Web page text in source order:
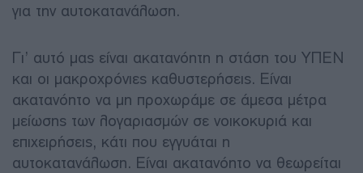
για την αυτοκατανάλωση.
Γι’ αυτό μας είναι ακατανόητη η στάση του ΥΠΕΝ
και οι μακροχρόνιες καθυστερήσεις. Είναι
ακατανόητο να μη προχωράμε σε άμεσα μέτρα
μείωσης των λογαριασμών σε νοικοκυριά και
επιχειρήσεις, κάτι που εγγυάται η
αυτοκατανάλωση. Είναι ακατανόητο να θεωρείται